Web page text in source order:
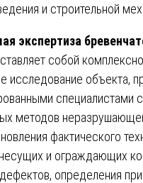
и строительной
экспертиза
собой
исследование объекта,
специалистами
методов
фактического
и ограждающих
определения